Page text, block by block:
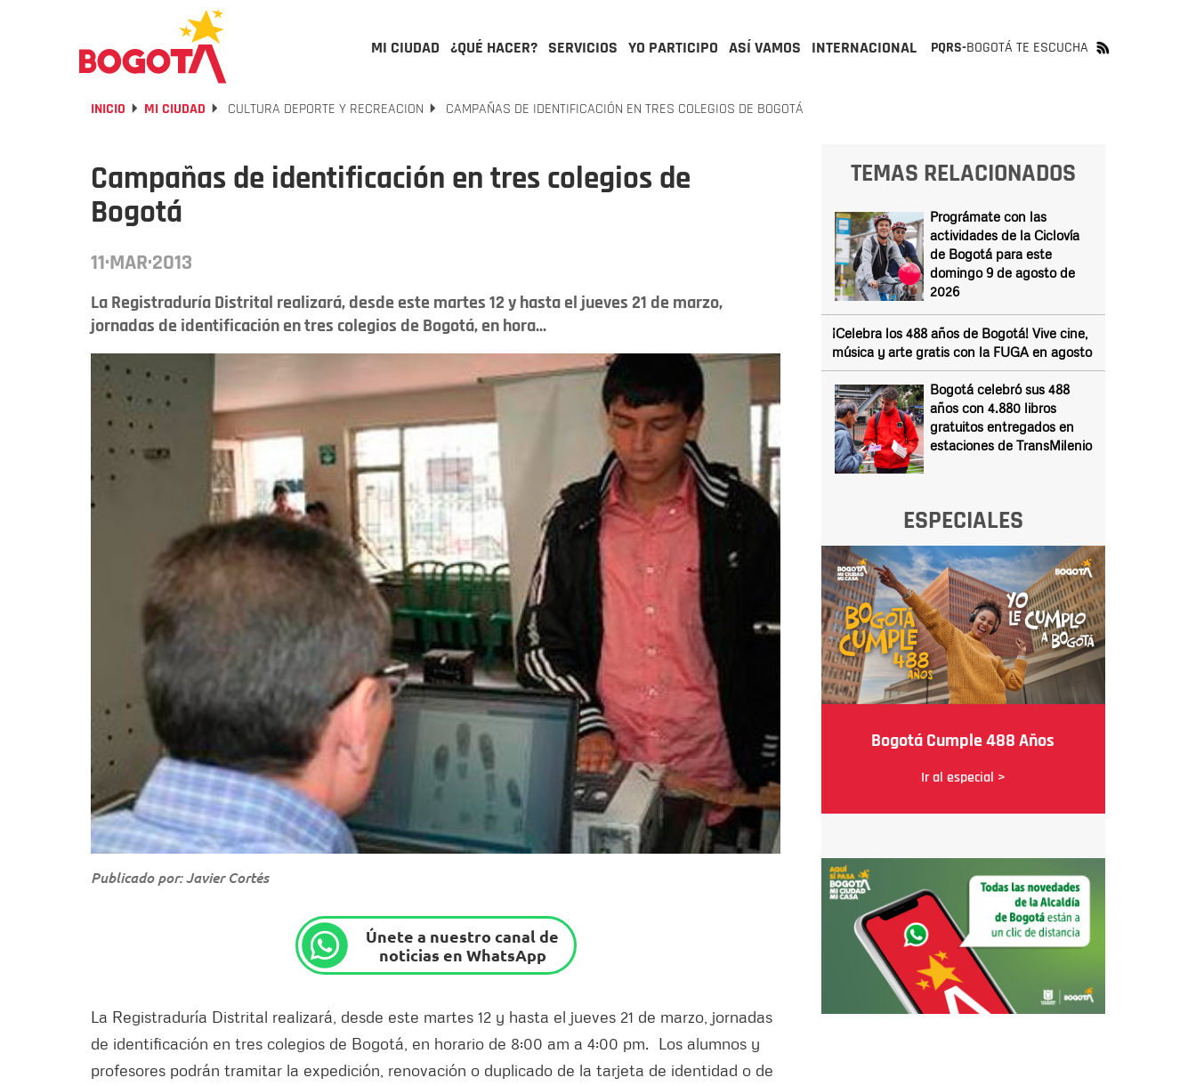
MI CIUDAD ¿QUÉ HACER? SERVICIOS YO PARTICIPO ASÍ VAMOS INTERNACIONAL PQRS-BOGOTÁ TE ESCUCHA
INICIO MI CIUDAD CULTURA DEPORTE Y RECREACION CAMPAÑAS DE IDENTIFICACIÓN EN TRES COLEGIOS DE BOGOTÁ
Campañas de identificación en tres colegios de
Bogotá
11·MAR·2013
La Registraduría Distrital realizará, desde este martes 12 y hasta el jueves 21 de marzo,
jornadas de identificación en tres colegios de Bogotá, en hora...
Publicado por: Javier Cortés
Únete a nuestro canal de
noticias en WhatsApp
La Registraduría Distrital realizará, desde este martes 12 y hasta el jueves 21 de marzo, jornadas
de identificación en tres colegios de Bogotá, en horario de 8:00 am a 4:00 pm. Los alumnos y
profesores podrán tramitar la expedición, renovación o duplicado de la tarjeta de identidad o de
TEMAS RELACIONADOS
Prográmate con las
actividades de la Ciclovía
de Bogotá para este
domingo 9 de agosto de
2026
¡Celebra los 488 años de Bogotá! Vive cine,
música y arte gratis con la FUGA en agosto
Bogotá celebró sus 488
años con 4.880 libros
gratuitos entregados en
estaciones de TransMilenio
ESPECIALES
Bogotá Cumple 488 Años
Ir al especial >